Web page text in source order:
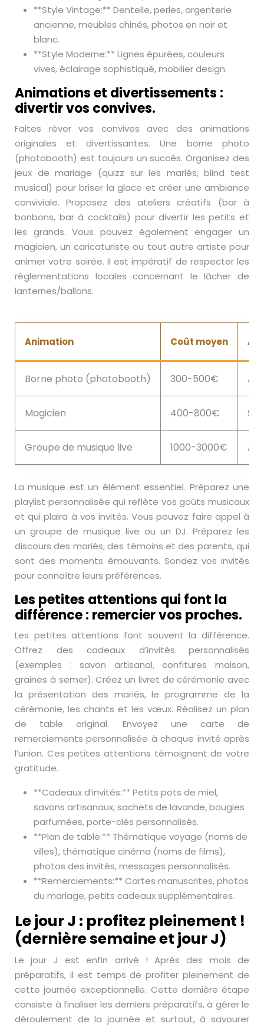
**Style Vintage:** Dentelle, perles, argenterie
ancienne, meubles chinés, photos en noir et
blanc.
**Style Moderne:** Lignes épurées, couleurs
vives, éclairage sophistiqué, mobilier design.
Animations et divertissements :
divertir vos convives.
Faites rêver vos convives avec des animations
originales et divertissantes. Une borne photo
(photobooth) est toujours un succès. Organisez des
jeux de mariage (quizz sur les mariés, blind test
musical) pour briser la glace et créer une ambiance
conviviale. Proposez des ateliers créatifs (bar à
bonbons, bar à cocktails) pour divertir les petits et
les grands. Vous pouvez également engager un
magicien, un caricaturiste ou tout autre artiste pour
animer votre soirée. Il est impératif de respecter les
réglementations locales concernant le lâcher de
lanternes/ballons.
Animation Coût moyen
Borne photo (photobooth) 300-500€
Magicien 400-800€
Groupe de musique live 1000-3000€
La musique est un élément essentiel. Préparez une
playlist personnalisée qui reflète vos goûts musicaux
et qui plaira à vos invités. Vous pouvez faire appel à
un groupe de musique live ou un DJ. Préparez les
discours des mariés, des témoins et des parents, qui
sont des moments émouvants. Sondez vos invités
pour connaître leurs préférences.
Les petites attentions qui font la
différence : remercier vos proches.
Les petites attentions font souvent la différence.
Offrez des cadeaux d’invités personnalisés
(exemples : savon artisanal, confitures maison,
graines à semer). Créez un livret de cérémonie avec
la présentation des mariés, le programme de la
cérémonie, les chants et les vœux. Réalisez un plan
de table original. Envoyez une carte de
remerciements personnalisée à chaque invité après
l’union. Ces petites attentions témoignent de votre
gratitude.
**Cadeaux d’invités:** Petits pots de miel,
savons artisanaux, sachets de lavande, bougies
parfumées, porte-clés personnalisés.
**Plan de table:** Thématique voyage (noms de
villes), thématique cinéma (noms de films),
photos des invités, messages personnalisés.
**Remerciements:** Cartes manuscrites, photos
du mariage, petits cadeaux supplémentaires.
Le jour J : profitez pleinement !
(dernière semaine et jour J)
Le jour J est enfin arrivé ! Après des mois de
préparatifs, il est temps de profiter pleinement de
cette journée exceptionnelle. Cette dernière étape
consiste à finaliser les derniers préparatifs, à gérer le
déroulement de la journée et surtout, à savourer